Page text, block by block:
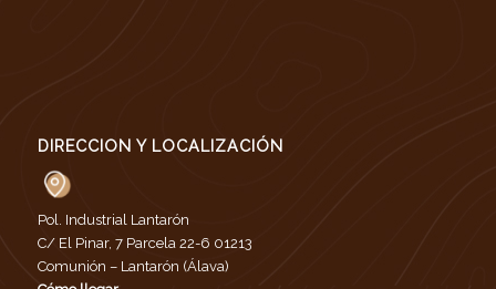
DIRECCION Y LOCALIZACIÓN
Pol. Industrial Lantarón
C/ El Pinar, 7 Parcela 22-6 01213
Comunión – Lantarón (Álava)